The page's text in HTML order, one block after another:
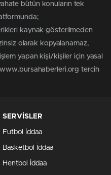
bütün konuların tek
kaynak gösterilmeden
olarak kopyalanamaz,
yapan kişi/kişiler için yasal
www.bursahaberleri.org tercih
SERVİSLER
Futbol İddaa
Basketbol İddaa
Hentbol İddaa